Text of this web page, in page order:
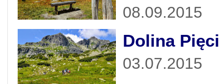
08.09.2015
Dolina
03.07.2015